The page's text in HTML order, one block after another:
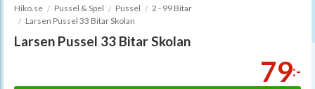
Hiko.se Pussel & Spel Pussel
2 - 99 Bitar
Larsen Pussel 33 Bitar Skolan
Larsen Pussel 33 Bitar Skolan
79:-